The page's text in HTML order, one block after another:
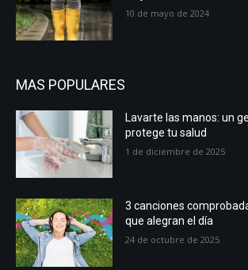
10 de mayo de 2024
MAS POPULARES
Lavarte las manos: un
protege tu salud
1 de diciembre de 2025
3 canciones
que alegran el día
24 de octubre de 2025